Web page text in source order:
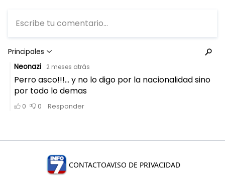
CONTACTOAVISO DE PRIVACIDAD